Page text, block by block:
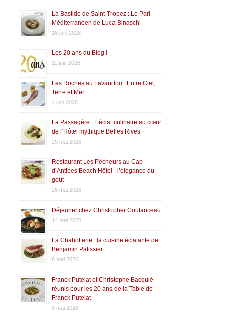
La Bastide de Saint-Tropez : Le Pari
Méditerranéen de Luca Binaschi
16 juin 2026
Les 20 ans du Blog !
11 juin 2026
Les Roches au Lavandou : Entre Ciel,
Terre et Mer
4 juin 2026
La Passagère : L’éclat culinaire au cœur
de l’Hôtel mythique Belles Rives
29 mai 2026
Restaurant Les Pêcheurs au Cap
d’Antibes Beach Hôtel : l’élégance du
goût
26 mai 2026
Déjeuner chez Christopher Coutanceau
14 mai 2026
La Chabotterie : la cuisine éclatante de
Benjamin Patissier
8 mai 2026
Franck Putelat et Christophe Bacquié
réunis pour les 20 ans de la Table de
Franck Putelat
3 mai 2026